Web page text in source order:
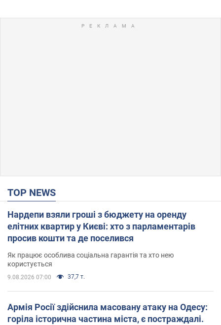
TOP NEWS
Нардепи взяли гроші з бюджету на оренду
елітних квартир у Києві: хто з парламентарів
просив кошти та де поселився
Як працює особлива соціальна гарантія та хто нею
користується
9.08.2026 07:00 37,7 т.
Армія Росії здійснила масовану атаку на Одесу:
горіла історична частина міста, є постраждалі.